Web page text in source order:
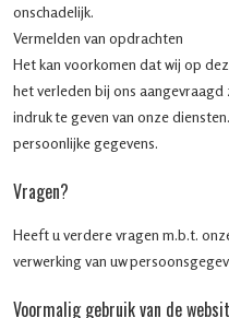
onschadelijk.
Vermelden van opdrachten
Het kan voorkomen dat wij op
het verleden bij ons
indruk te geven van onze
persoonlijke gegevens.
Vragen?
Heeft u verdere vragen m.b.t.
verwerking van uw
Voormalig gebruik van de